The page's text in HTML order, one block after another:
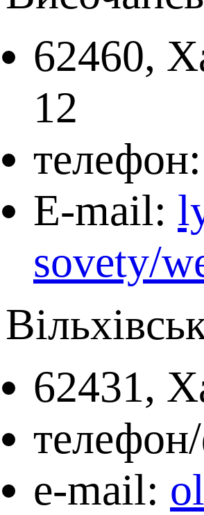
62460,
12
E-mail:
sovety/
62431,
e-mail: